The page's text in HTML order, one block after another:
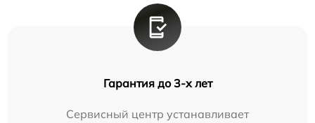
Гарантия до 3-х лет
Сервисный центр устанавливает